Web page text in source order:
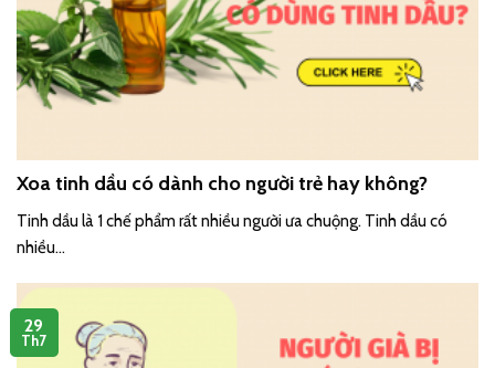
Xoa tinh dầu có dành cho người trẻ hay không?
Tinh dầu là 1 chế phẩm rất nhiều người ưa chuộng. Tinh dầu có
nhiều...
29
Th7